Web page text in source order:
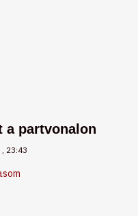
a partvonalon
23:43